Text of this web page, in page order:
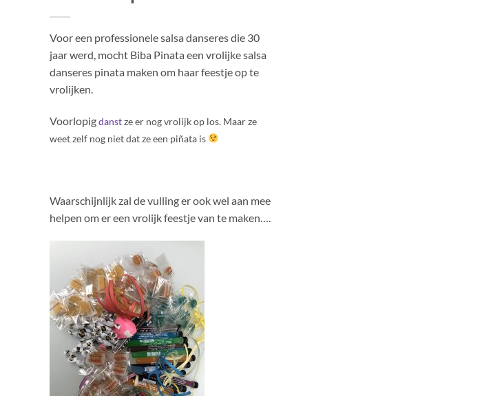
Voor een professionele salsa danseres die 30
jaar werd, mocht Biba Pinata een vrolijke salsa
danseres pinata maken om haar feestje op te
vrolijken.
Voorlopigdanstze er nog vrolijk op los. Maar ze
weet zelf nog niet dat ze een piñata is
Waarschijnlijk zal de vulling er ook wel aan mee
helpen om er een vrolijk feestje van te maken….